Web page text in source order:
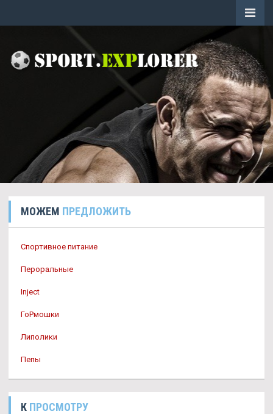
МОЖЕМ ПРЕДЛОЖИТЬ
Спортивное питание
Пероральные
Inject
ГоРмошки
Липолики
Пепы
К ПРОСМОТРУ